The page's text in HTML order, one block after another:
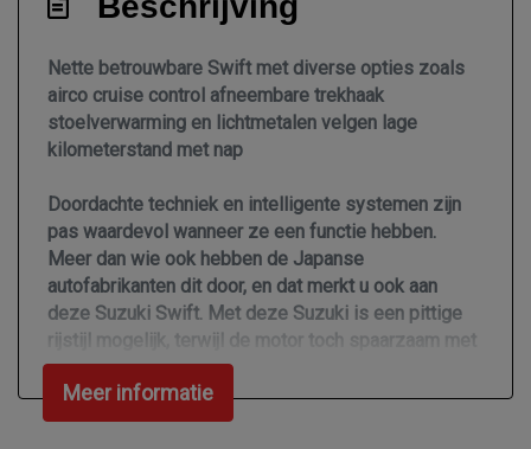
Hoofd airbag(s) achter
Hoofd airbag(s) voor
Knie airbag(s)
Passagiersairbag
Zij airbag(s) voor
Interieur
Airco
Elektrische ramen voor
Nette betrouwbare Swift met diverse opties zoals
airco cruise control afneembare trekhaak
stoelverwarming en lichtmetalen velgen lage
kilometerstand met nap
Doordachte techniek en intelligente systemen zijn
pas waardevol wanneer ze een functie hebben.
Meer dan wie ook hebben de Japanse
autofabrikanten dit door, en dat merkt u ook aan
deze Suzuki Swift. Met deze Suzuki is een pittige
rijstijl mogelijk, terwijl de motor toch spaarzaam met
brandstof omgaat. Lekker hoor, die verwarmbare
voorstoelen. Helemaal op koude dagen. Bij de zeer
complete uitrusting van deze auto behoren ook 16
Meer informatie